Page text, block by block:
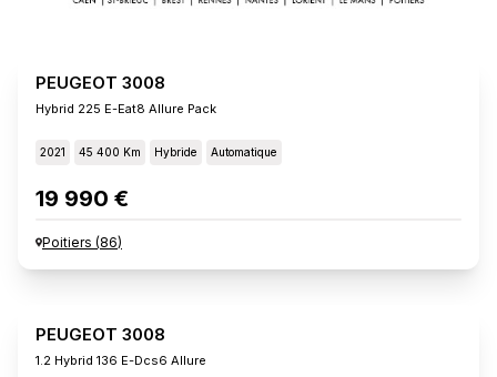
PEUGEOT 3008
Hybrid 225 E-Eat8 Allure Pack
2021 45 400 Km Hybride Automatique
19 990 €
Poitiers (86)
PEUGEOT 3008
1.2 Hybrid 136 E-Dcs6 Allure